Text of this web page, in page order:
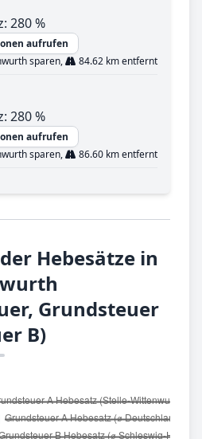
280 %
aufrufen
sparen,
84.62 km entfernt
280 %
aufrufen
sparen,
86.60 km entfernt
Hebesätze in
Grundsteuer
B)